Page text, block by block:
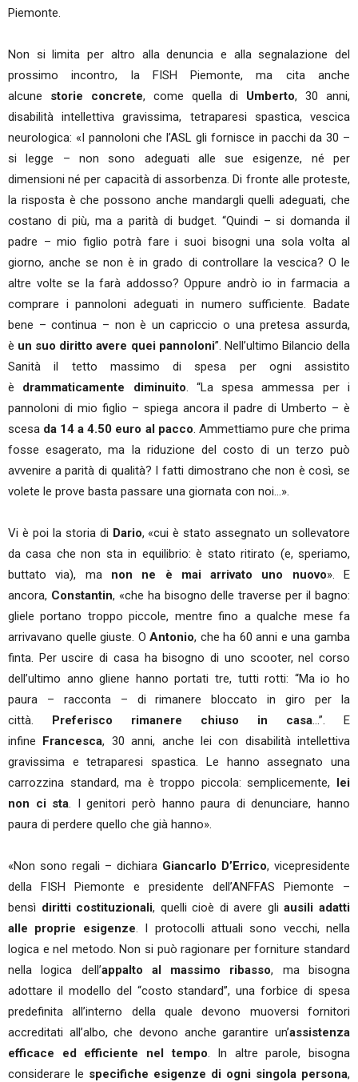
Piemonte.
Non si limita per altro alla denuncia e alla segnalazione del
prossimo incontro, la FISH Piemonte, ma cita anche
alcune storie concrete, come quella di Umberto, 30 anni,
disabilità intellettiva gravissima, tetraparesi spastica, vescica
neurologica: «I pannoloni che l’ASL gli fornisce in pacchi da 30 –
si legge – non sono adeguati alle sue esigenze, né per
dimensioni né per capacità di assorbenza. Di fronte alle proteste,
la risposta è che possono anche mandargli quelli adeguati, che
costano di più, ma a parità di budget. “Quindi – si domanda il
padre – mio figlio potrà fare i suoi bisogni una sola volta al
giorno, anche se non è in grado di controllare la vescica? O le
altre volte se la farà addosso? Oppure andrò io in farmacia a
comprare i pannoloni adeguati in numero sufficiente. Badate
bene – continua – non è un capriccio o una pretesa assurda,
è un suo diritto avere quei pannoloni”. Nell’ultimo Bilancio della
Sanità il tetto massimo di spesa per ogni assistito
è drammaticamente diminuito. “La spesa ammessa per i
pannoloni di mio figlio – spiega ancora il padre di Umberto – è
scesa da 14 a 4.50 euro al pacco. Ammettiamo pure che prima
fosse esagerato, ma la riduzione del costo di un terzo può
avvenire a parità di qualità? I fatti dimostrano che non è così, se
volete le prove basta passare una giornata con noi…».
Vi è poi la storia di Dario, «cui è stato assegnato un sollevatore
da casa che non sta in equilibrio: è stato ritirato (e, speriamo,
buttato via), ma non ne è mai arrivato uno nuovo». E
ancora, Constantin, «che ha bisogno delle traverse per il bagno:
gliele portano troppo piccole, mentre fino a qualche mese fa
arrivavano quelle giuste. OAntonio, che ha 60 anni e una gamba
finta. Per uscire di casa ha bisogno di uno scooter, nel corso
dell’ultimo anno gliene hanno portati tre, tutti rotti: “Ma io ho
paura – racconta – di rimanere bloccato in giro per la
città. Preferisco rimanere chiuso in casa…”. E
infine Francesca, 30 anni, anche lei con disabilità intellettiva
gravissima e tetraparesi spastica. Le hanno assegnato una
carrozzina standard, ma è troppo piccola: semplicemente, lei
non ci sta. I genitori però hanno paura di denunciare, hanno
paura di perdere quello che già hanno».
«Non sono regali – dichiara Giancarlo D’Errico, vicepresidente
della FISH Piemonte e presidente dell’ANFFAS Piemonte –
bensì diritti costituzionali, quelli cioè di avere gliausili adatti
alle proprie esigenze. I protocolli attuali sono vecchi, nella
logica e nel metodo. Non si può ragionare per forniture standard
nella logica dell’appalto al massimo ribasso, ma bisogna
adottare il modello del “costo standard”, una forbice di spesa
predefinita all’interno della quale devono muoversi fornitori
accreditati all’albo, che devono anche garantire un’assistenza
efficace ed efficiente nel tempo. In altre parole, bisogna
considerare le specifiche esigenze di ogni singola persona,